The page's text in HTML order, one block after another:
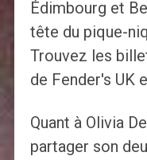
Édimbourg et
tête du pique-
Trouvez les
de Fender's UK
Quant à Olivia
partager son